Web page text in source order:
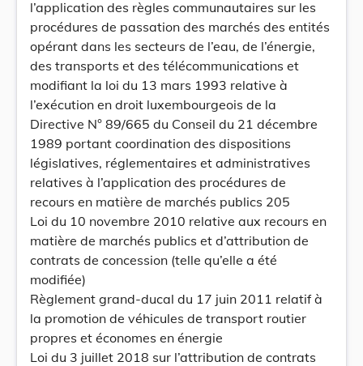
l’application des règles communautaires sur les
procédures de passation des marchés des entités
opérant dans les secteurs de l’eau, de l’énergie,
des transports et des télécommunications et
modifiant la loi du 13 mars 1993 relative à
l’exécution en droit luxembourgeois de la
Directive N° 89/665 du Conseil du 21 décembre
1989 portant coordination des dispositions
législatives, réglementaires et administratives
relatives à l’application des procédures de
recours en matière de marchés publics 205
Loi du 10 novembre 2010 relative aux recours en
matière de marchés publics et d’attribution de
contrats de concession (telle qu’elle a été
modifiée)
Règlement grand-ducal du 17 juin 2011 relatif à
la promotion de véhicules de transport routier
propres et économes en énergie
Loi du 3 juillet 2018 sur l’attribution de contrats